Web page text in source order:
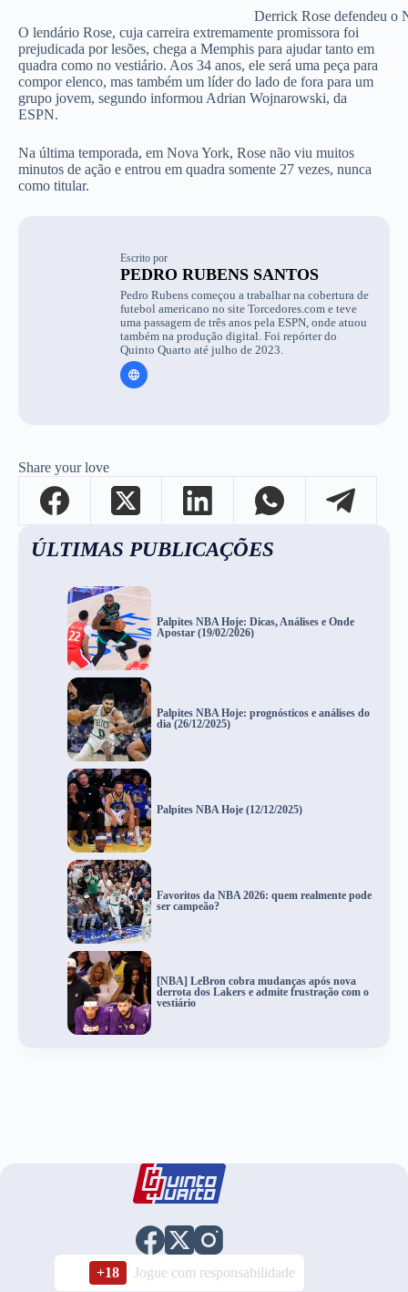
Derrick Rose defendeu o
O lendário Rose, cuja carreira extremamente promissora foi
prejudicada por lesões, chega a Memphis para ajudar tanto em
quadra como no vestiário. Aos 34 anos, ele será uma peça para
compor elenco, mas também um líder do lado de fora para um
grupo jovem, segundo informou Adrian Wojnarowski, da
ESPN.
Na última temporada, em Nova York, Rose não viu muitos
minutos de ação e entrou em quadra somente 27 vezes, nunca
como titular.
Escrito por
PEDRO RUBENS SANTOS
Pedro Rubens começou a trabalhar na cobertura de
futebol americano no site Torcedores.com e teve
uma passagem de três anos pela ESPN, onde atuou
também na produção digital. Foi repórter do
Quinto Quarto até julho de 2023.
Share your love
ÚLTIMAS PUBLICAÇÕES
Palpites NBA Hoje: Dicas, Análises e Onde
Apostar (19/02/2026)
Palpites NBA Hoje: prognósticos e análises do
dia (26/12/2025)
Palpites NBA Hoje (12/12/2025)
Favoritos da NBA 2026: quem realmente pode
ser campeão?
[NBA] LeBron cobra mudanças após nova
derrota dos Lakers e admite frustração com o
vestiário
+18
Jogue com responsabilidade